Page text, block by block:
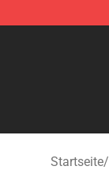
Startseite/